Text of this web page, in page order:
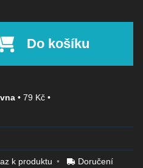
Do košíku
• 79 Kč •
k produktu Doručení